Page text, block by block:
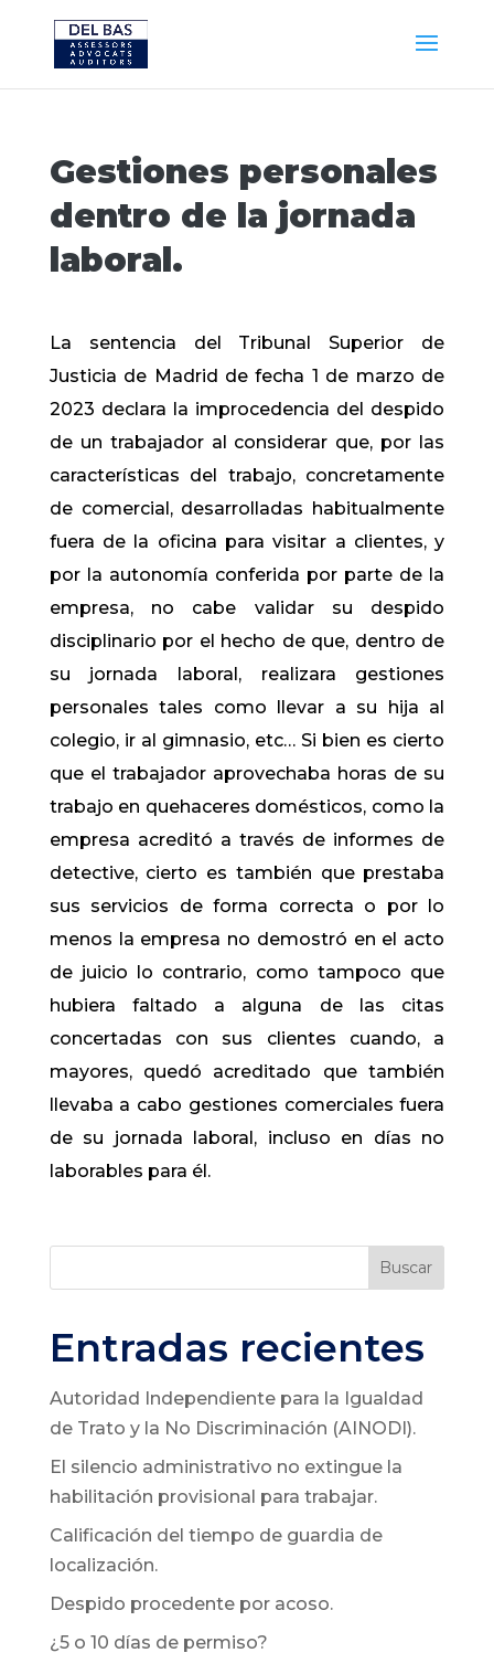
Gestiones personales
dentro de la jornada
laboral.
La sentencia del Tribunal Superior de
Justicia de Madrid de fecha 1 de marzo de
2023 declara la improcedencia del despido
de un trabajador al considerar que, por las
características del trabajo, concretamente
de comercial, desarrolladas habitualmente
fuera de la oficina para visitar a clientes, y
por la autonomía conferida por parte de la
empresa, no cabe validar su despido
disciplinario por el hecho de que, dentro de
su jornada laboral, realizara gestiones
personales tales como llevar a su hija al
colegio, ir al gimnasio, etc… Si bien es cierto
que el trabajador aprovechaba horas de su
trabajo en quehaceres domésticos, como la
empresa acreditó a través de informes de
detective, cierto es también que prestaba
sus servicios de forma correcta o por lo
menos la empresa no demostró en el acto
de juicio lo contrario, como tampoco que
hubiera faltado a alguna de las citas
concertadas con sus clientes cuando, a
mayores, quedó acreditado que también
llevaba a cabo gestiones comerciales fuera
de su jornada laboral, incluso en días no
laborables para él.
Buscar
Entradas recientes
Autoridad Independiente para la Igualdad
de Trato y la No Discriminación (AINODI).
El silencio administrativo no extingue la
habilitación provisional para trabajar.
Calificación del tiempo de guardia de
localización.
Despido procedente por acoso.
¿5 o 10 días de permiso?